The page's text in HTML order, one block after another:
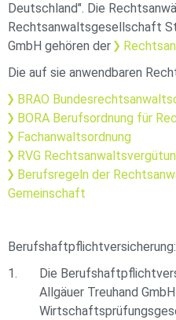
Deutschland". Die
Rechtsanwaltsgesellschaft
GmbH gehören der
Die auf sie anwendbaren
BRAO
BORA Berufsordnung für
Fachanwaltsordnung
RVG
Berufsregeln der
Gemeinschaft
Berufshaftpflichtversicherung:
Die
Allgäuer Treuhand GmbH